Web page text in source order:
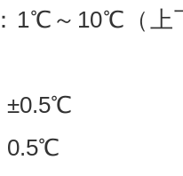
1℃～10℃（上
±0.5℃
0.5℃